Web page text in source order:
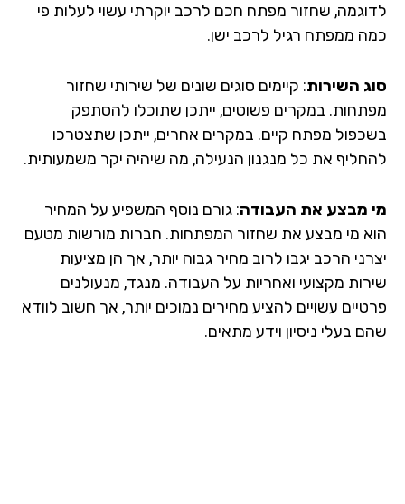
שחזור מפתח חכם לרכב יוקרתי עשוי לעלות פי
ממפתח רגיל לרכב ישן.
השירות: קיימים סוגים שונים של שירותי שחזור
במקרים פשוטים, ייתכן שתוכלו להסתפק
מפתח קיים. במקרים אחרים, ייתכן שתצטרכו
את כל מנגנון הנעילה, מה שיהיה יקר משמעותית.
מבצע את העבודה: גורם נוסף המשפיע על המחיר
מי מבצע את שחזור המפתחות. חברות מורשות מטעם
הרכב יגבו לרוב מחיר גבוה יותר, אך הן מציעות
מקצועי ואחריות על העבודה. מנגד, מנעולנים
עשויים להציע מחירים נמוכים יותר, אך חשוב לוודא
בעלי ניסיון וידע מתאים.